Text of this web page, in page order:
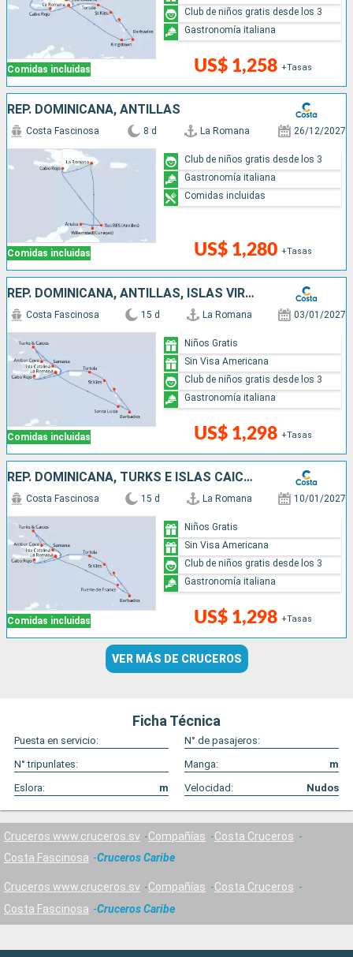
Comidas incluidas US$ 1,258 +Tasas
Club de niños gratis desde los 3
Gastronomía italiana
REP. DOMINICANA, ANTILLAS
Comidas incluidas
Costa Fascinosa 8 d La Romana 26/12/2027
US$ 1,280 +Tasas
Club de niños gratis desde los 3
Gastronomía italiana
Comidas incluidas
REP. DOMINICANA, ANTILLAS, ISLAS VÍRGENES, TURKS E ISLAS CAICOS
Comidas incluidas
Costa Fascinosa 15 d La Romana 03/01/2027
US$ 1,298 +Tasas
Niños Gratis
Sin Visa Americana
Club de niños gratis desde los 3
Gastronomía italiana
REP. DOMINICANA, TURKS E ISLAS CAICOS, ANTILLAS, ISLAS VÍRGENES
Comidas incluidas
Costa Fascinosa 15 d La Romana 10/01/2027
US$ 1,298 +Tasas
Niños Gratis
Sin Visa Americana
Club de niños gratis desde los 3
Gastronomía italiana
VER MÁS DE CRUCEROS
Ficha Técnica
Puesta en servicio:
N° de pasajeros:
N° tripunlates:
Manga:
m
Eslora:
m Velocidad: Nudos
Cruceros www.cruceros.sv Compañías
Costa Cruceros
Costa Fascinosa
Cruceros Caribe
Cruceros www.cruceros.sv Compañías
Costa Cruceros
Costa Fascinosa
Cruceros Caribe